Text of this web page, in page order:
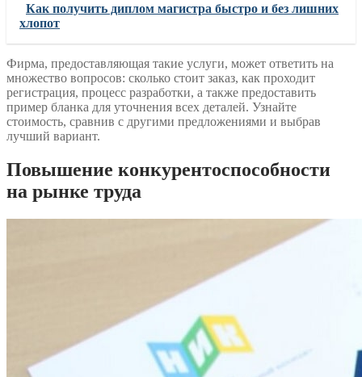
Как получить диплом магистра быстро и без лишних
хлопот
Фирма, предоставляющая такие услуги, может ответить на
множество вопросов: сколько стоит заказ, как проходит
регистрация, процесс разработки, а также предоставить
пример бланка для уточнения всех деталей. Узнайте
стоимость, сравнив с другими предложениями и выбрав
лучший вариант.
Повышение конкурентоспособности
на рынке труда